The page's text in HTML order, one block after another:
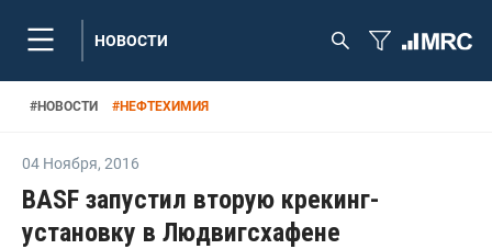
НОВОСТИ
#НОВОСТИ #НЕФТЕХИМИЯ
04 Ноября, 2016
BASF запустил вторую крекинг-
установку в Людвигсхафене